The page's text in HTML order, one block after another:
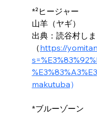
*²ヒージャー
山羊（ヤギ）
出典：読谷村し
（https://
makutuba）
*ブルーゾーン